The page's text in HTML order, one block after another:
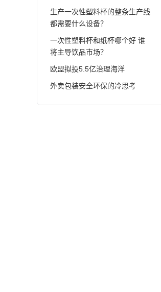
生产一次性塑料杯的整条生产线
都需要什么设备？
一次性塑料杯和纸杯哪个好 谁
将主导饮品市场？
欧盟拟投5.5亿治理海洋
外卖包装安全环保的冷思考